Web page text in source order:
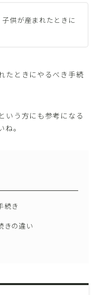
供が産まれたときに
たときにやるべき手続
いう方にも参考になる
。
続き
きの違い